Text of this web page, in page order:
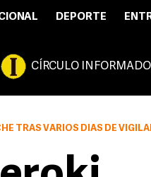
DEPORTE
CÍRCULO
TRAS VARIOS DÍAS DE